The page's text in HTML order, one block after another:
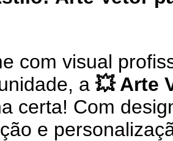
com visual
a 💥 Arte
certa! Com
e